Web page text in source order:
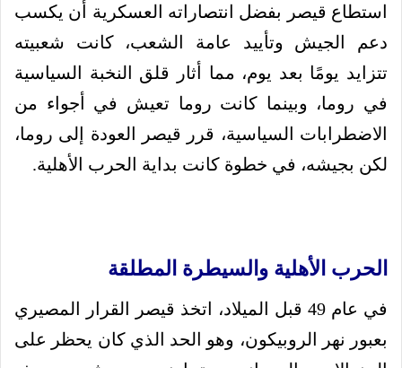
استطاع قيصر بفضل انتصاراته العسكرية أن يكسب
دعم الجيش وتأييد عامة الشعب، كانت شعبيته
تتزايد يومًا بعد يوم، مما أثار قلق النخبة السياسية
في روما، وبينما كانت روما تعيش في أجواء من
الاضطرابات السياسية، قرر قيصر العودة إلى روما،
لكن بجيشه، في خطوة كانت بداية الحرب الأهلية.
الحرب الأهلية والسيطرة المطلقة
في عام 49 قبل الميلاد، اتخذ قيصر القرار المصيري
بعبور نهر الروبيكون، وهو الحد الذي كان يحظر على